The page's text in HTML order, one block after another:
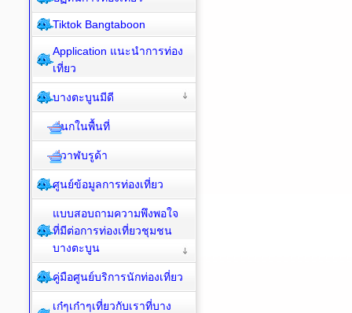
Tiktok Bangtaboon
Application แนะนำการท่อง
เที่ยว
บางตะบูนมีดี
นกในพื้นที่
วาฬบรูด้า
ศูนย์ข้อมูลการท่องเที่ยว
แบบสอบถามความพึงพอใจ
ที่มีต่อการท่องเที่ยวชุมชน
บางตะบูน
คู่มือศูนย์บริการนักท่องเที่ยว
เก๋ๆเก๋าๆเที่ยวกับเราที่บาง